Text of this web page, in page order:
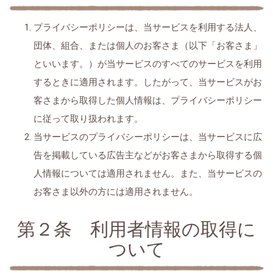
プライバシーポリシーは、当サービスを利用する法人、
団体、組合、または個人のお客さま（以下「お客さま」
といいます。）が当サービスのすべてのサービスを利用
するときに適用されます。したがって、当サービスがお
客さまから取得した個人情報は、プライバシーポリシー
に従って取り扱われます。
当サービスのプライバシーポリシーは、当サービスに広
告を掲載している広告主などがお客さまから取得する個
人情報については適用されません。また、当サービスの
お客さま以外の方には適用されません。
第２条 利用者情報の取得に
ついて